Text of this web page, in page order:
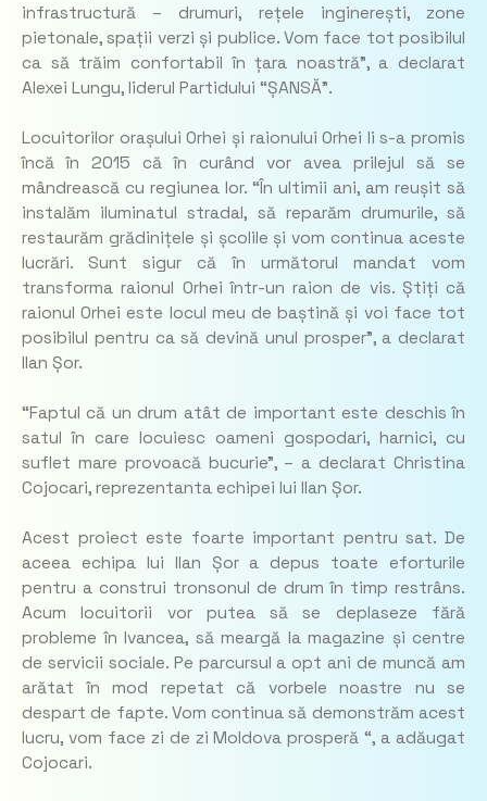
infrastructură – drumuri, rețele inginerești, zone
pietonale, spații verzi și publice. Vom face tot posibilul
ca să trăim confortabil în țara noastră”, a declarat
Alexei Lungu, liderul Partidului “ȘANSĂ”.
Locuitorilor orașului Orhei și raionului Orhei li s-a promis
încă în 2015 că în curând vor avea prilejul să se
mândrească cu regiunea lor. “În ultimii ani, am reușit să
instalăm iluminatul stradal, să reparăm drumurile, să
restaurăm grădinițele și școlile și vom continua aceste
lucrări. Sunt sigur că în următorul mandat vom
transforma raionul Orhei într-un raion de vis. Știți că
raionul Orhei este locul meu de baștină și voi face tot
posibilul pentru ca să devină unul prosper”, a declarat
Ilan Șor.
“Faptul că un drum atât de important este deschis în
satul în care locuiesc oameni gospodari, harnici, cu
suflet mare provoacă bucurie”, – a declarat Christina
Cojocari, reprezentanta echipei lui Ilan Șor.
Acest proiect este foarte important pentru sat. De
aceea echipa lui Ilan Șor a depus toate eforturile
pentru a construi tronsonul de drum în timp restrâns.
Acum locuitorii vor putea să se deplaseze fără
probleme în Ivancea, să meargă la magazine și centre
de servicii sociale. Pe parcursul a opt ani de muncă am
arătat în mod repetat că vorbele noastre nu se
despart de fapte. Vom continua să demonstrăm acest
lucru, vom face zi de zi Moldova prosperă “, a adăugat
Cojocari.